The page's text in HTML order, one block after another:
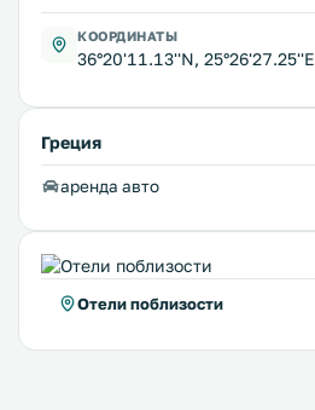
КООРДИНАТЫ
36°20'11.13''N, 25°26'27.25''E
Греция
аренда авто
Отели поблизости